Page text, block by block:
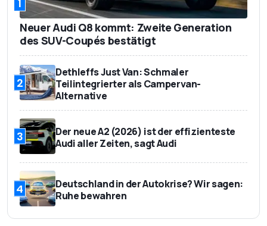
1
Neuer Audi Q8 kommt: Zweite Generation
des SUV-Coupés bestätigt
2
Dethleffs Just Van: Schmaler
Teilintegrierter als Campervan-
Alternative
3
Der neue A2 (2026) ist der effizienteste
Audi aller Zeiten, sagt Audi
4
Deutschland in der Autokrise? Wir sagen:
Ruhe bewahren